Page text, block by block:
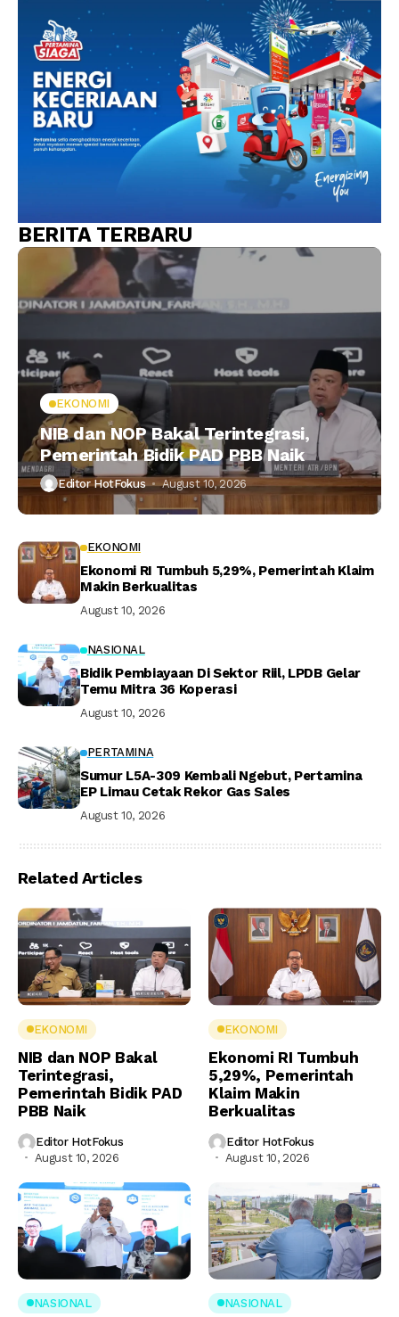
BERITA TERBARU
EKONOMI
NIB dan NOP Bakal Terintegrasi,
Pemerintah Bidik PAD PBB Naik
Editor HotFokus August 10, 2026
EKONOMI
Ekonomi RI Tumbuh 5,29%, Pemerintah Klaim
Makin Berkualitas
August 10, 2026
NASIONAL
Bidik Pembiayaan Di Sektor Riil, LPDB Gelar
Temu Mitra 36 Koperasi
August 10, 2026
PERTAMINA
Sumur L5A-309 Kembali Ngebut, Pertamina
EP Limau Cetak Rekor Gas Sales
August 10, 2026
Related Articles
EKONOMI
NIB dan NOP Bakal
Terintegrasi,
Pemerintah Bidik PAD
PBB Naik
Editor HotFokus
August 10, 2026
EKONOMI
Ekonomi RI Tumbuh
5,29%, Pemerintah
Klaim Makin
Berkualitas
Editor HotFokus
August 10, 2026
NASIONAL NASIONAL